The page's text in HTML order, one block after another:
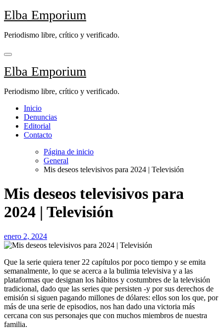
Saltar
al
Elba Emporium
Periodismo libre, crítico y verificado.
Elba Emporium
Periodismo libre, crítico y verificado.
Inicio
Denuncias
Editorial
Contacto
Página de inicio
General
Mis deseos televisivos para 2024 | Televisión
Mis deseos televisivos para
2024 | Televisión
enero 2, 2024
Que la serie quiera tener 22 capítulos por poco tiempo y se emita
semanalmente, lo que se acerca a la bulimia televisiva y a las
plataformas que designan los hábitos y costumbres de la televisión
tradicional, dado que las series que persisten -y por sus derechos de
emisión si siguen pagando millones de dólares: ellos son los que, por
más de una serie de episodios, nos han dado una victoria más
cercana con sus personajes que con muchos miembros de nuestra
familia.